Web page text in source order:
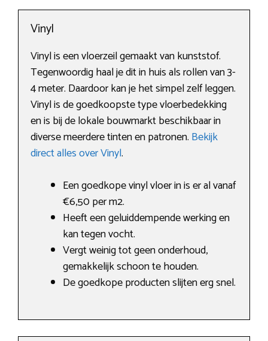
Vinyl
Vinyl is een vloerzeil gemaakt van kunststof.
Tegenwoordig haal je dit in huis als rollen van 3-
4 meter. Daardoor kan je het simpel zelf leggen.
Vinyl is de goedkoopste type vloerbedekking
en is bij de lokale bouwmarkt beschikbaar in
diverse meerdere tinten en patronen. Bekijk
direct alles over Vinyl.
Een goedkope vinyl vloer in is er al vanaf
€6,50 per m2.
Heeft een geluiddempende werking en
kan tegen vocht.
Vergt weinig tot geen onderhoud,
gemakkelijk schoon te houden.
De goedkope producten slijten erg snel.